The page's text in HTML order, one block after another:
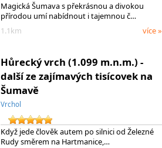
Magická Šumava s překrásnou a divokou
přírodou umí nabídnout i tajemnou č…
1.1km
více »
Hůrecký vrch (1.099 m.n.m.) -
další ze zajímavých tisícovek na
Šumavě
Vrchol
Když jede člověk autem po silnici od Železné
Rudy směrem na Hartmanice,…